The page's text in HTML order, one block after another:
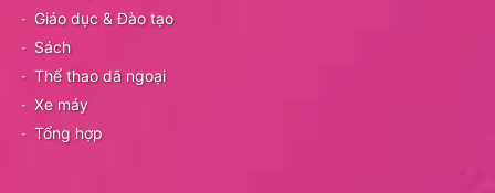
Giáo dục & Đào tạo
Sách
Thể thao dã ngoại
Xe máy
Tổng hợp